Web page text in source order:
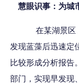
慧眼识事：为城
在某湖景区
发现蓝藻后迅速定
比较形成分析报告
部门，实现早发现